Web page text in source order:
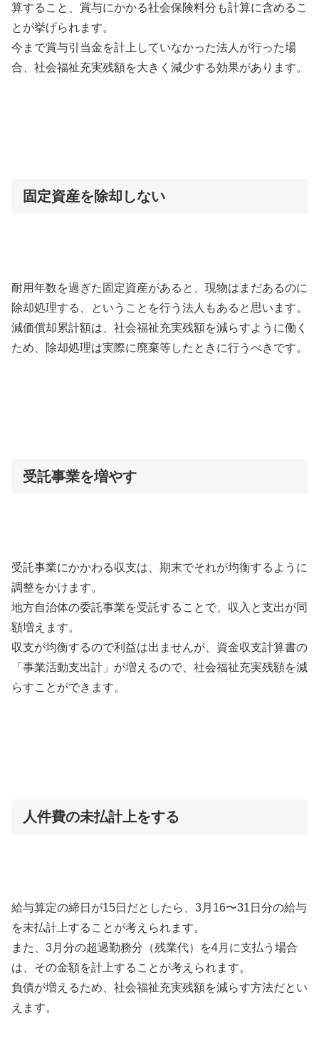
算すること、賞与にかかる社会保険料分も計算に含めるこ
とが挙げられます。
今まで賞与引当金を計上していなかった法人が行った場
合、社会福祉充実残額を大きく減少する効果があります。
固定資産を除却しない
耐用年数を過ぎた固定資産があると、現物はまだあるのに
除却処理する、ということを行う法人もあると思います。
減価償却累計額は、社会福祉充実残額を減らすように働く
ため、除却処理は実際に廃棄等したときに行うべきです。
受託事業を増やす
受託事業にかかわる収支は、期末でそれが均衡するように
調整をかけます。
地方自治体の委託事業を受託することで、収入と支出が同
額増えます。
収支が均衡するので利益は出ませんが、資金収支計算書の
「事業活動支出計」が増えるので、社会福祉充実残額を減
らすことができます。
人件費の未払計上をする
給与算定の締日が15日だとしたら、3月16〜31日分の給与
を未払計上することが考えられます。
また、3月分の超過勤務分（残業代）を4月に支払う場合
は、その金額を計上することが考えられます。
負債が増えるため、社会福祉充実残額を減らす方法だとい
えます。